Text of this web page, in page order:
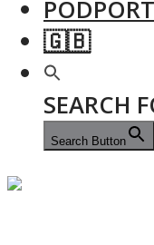
🇬🇧
SEARCH
Search Button